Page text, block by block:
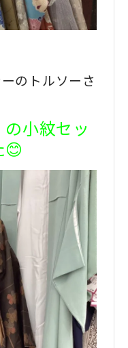
のトルソーさ
の小紋セッ
😊